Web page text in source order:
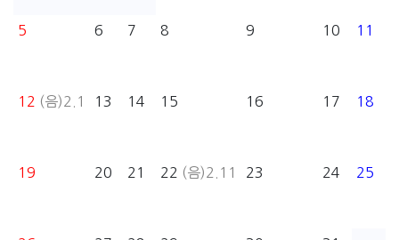
5 6 7 8 9 10 11
12 (음)2.1 13 14 15 16 17 18
19 20 21 22 (음)2.11 23 24 25